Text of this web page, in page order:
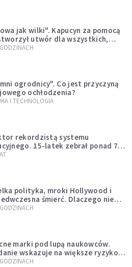
jak wilki". Kapucyn za pomocą
utwór dla wszystkich,
doświadczają hejtu
ogrodnicy". Co jest przyczyną
ochłodzenia?
I TECHNOLOGIA
rekordzistą systemu
15-latek zebrał ponad 7
butelek i puszek
polityka, mroki Hollywood i
śmierć. Dlaczego nie
przestać mówić o Marilyn
marki pod lupą naukowców.
wskazuje na większe ryzyko